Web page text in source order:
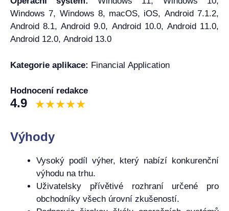
Windows 7, Windows 8, macOS, iOS, Android 7.1.2,
Android 8.1, Android 9.0, Android 10.0, Android 11.0,
Android 12.0, Android 13.0
Kategorie aplikace: Financial Application
Hodnocení redakce
4.9
Výhody
Vysoký podíl výher, který nabízí konkurenční
výhodu na trhu.
Uživatelsky přívětivé rozhraní určené pro
obchodníky všech úrovní zkušeností.